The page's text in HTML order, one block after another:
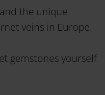
the unique
veins in Europe.
gemstones yourself